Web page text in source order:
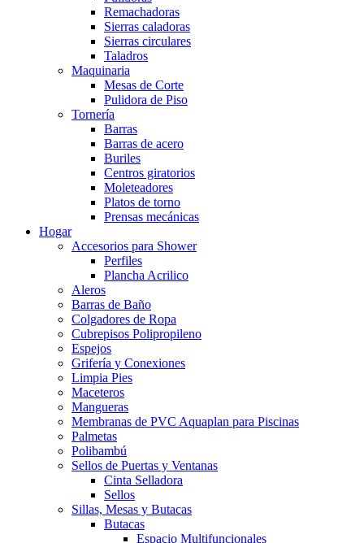
Remachadoras
Sierras caladoras
Sierras circulares
Taladros
Maquinaria
Mesas de Corte
Pulidora de Piso
Tornería
Barras
Barras de acero
Buriles
Centros giratorios
Moleteadores
Platos de torno
Prensas mecánicas
Hogar
Accesorios para Shower
Perfiles
Plancha Acrilico
Aleros
Barras de Baño
Colgadores de Ropa
Cubrepisos Polipropileno
Espejos
Grifería y Conexiones
Limpia Pies
Maceteros
Mangueras
Membranas de PVC Aquaplan para Piscinas
Palmetas
Polibambú
Sellos de Puertas y Ventanas
Cinta Selladora
Sellos
Sillas, Mesas y Butacas
Butacas
Espacio Multifuncionales